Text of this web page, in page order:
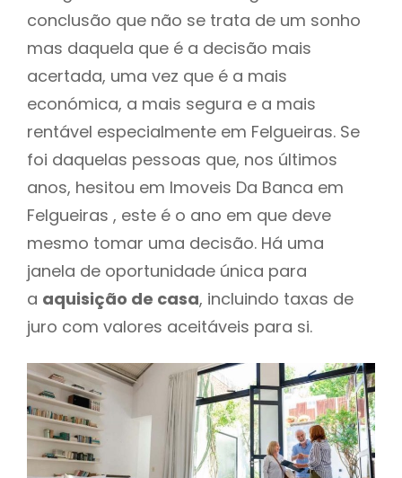
conclusão que não se trata de um sonho
mas daquela que é a decisão mais
acertada, uma vez que é a mais
económica, a mais segura e a mais
rentável especialmente em Felgueiras. Se
foi daquelas pessoas que, nos últimos
anos, hesitou em Imoveis Da Banca em
Felgueiras , este é o ano em que deve
mesmo tomar uma decisão. Há uma
janela de oportunidade única para
a aquisição de casa, incluindo taxas de
juro com valores aceitáveis para si.